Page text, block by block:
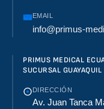
EMAIL
info@primus-
PRIMUS MEDICAL
SUCURSAL GUAYAQUIL
DIRECCIÓN
Av. Juan Tanca